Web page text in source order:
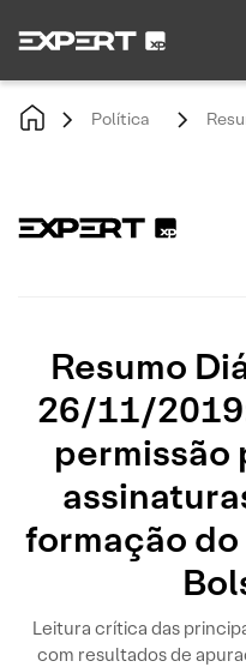
Política
Resumo
26/11/
permissão
formação
Leitura crítica das
com resultados de